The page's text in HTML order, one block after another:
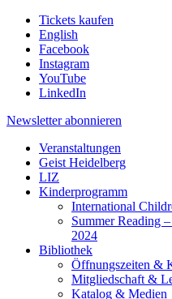
Tickets kaufen
English
Facebook
Instagram
YouTube
LinkedIn
Newsletter abonnieren
Veranstaltungen
Geist Heidelberg
LIZ
Kinderprogramm
International
Summer Reading
2024
Bibliothek
Öffnungszeiten &
Mitgliedschaft &
Katalog & Medien